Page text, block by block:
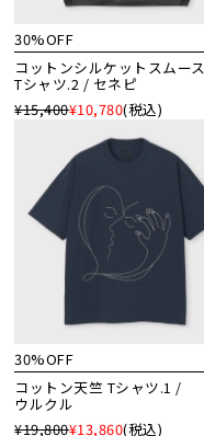
30%OFF
コットンシルケットスムース
Tシャツ.2 / セネピ
¥15,400¥10,780(税込)
30%OFF
コットン天竺 Tシャツ.1 /
ウルクル
¥19,800¥13,860(税込)